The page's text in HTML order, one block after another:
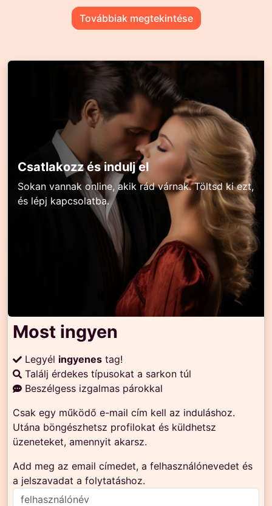
Továbbiak megtekintése
Csatlakozz és indulj el
Sokan vannak online, akik rád várnak. Töltsd ki ezt,
és lépj kapcsolatba.
Most ingyen
Legyél ingyenes tag!
Találj érdekes típusokat a sarkon túl
Beszélgess izgalmas párokkal
Csak egy működő e-mail cím kell az induláshoz.
Utána böngészhetsz profilokat és küldhetsz
üzeneteket, amennyit akarsz.
Add meg az email címedet, a felhasználónevedet és
a jelszavadat a folytatáshoz.